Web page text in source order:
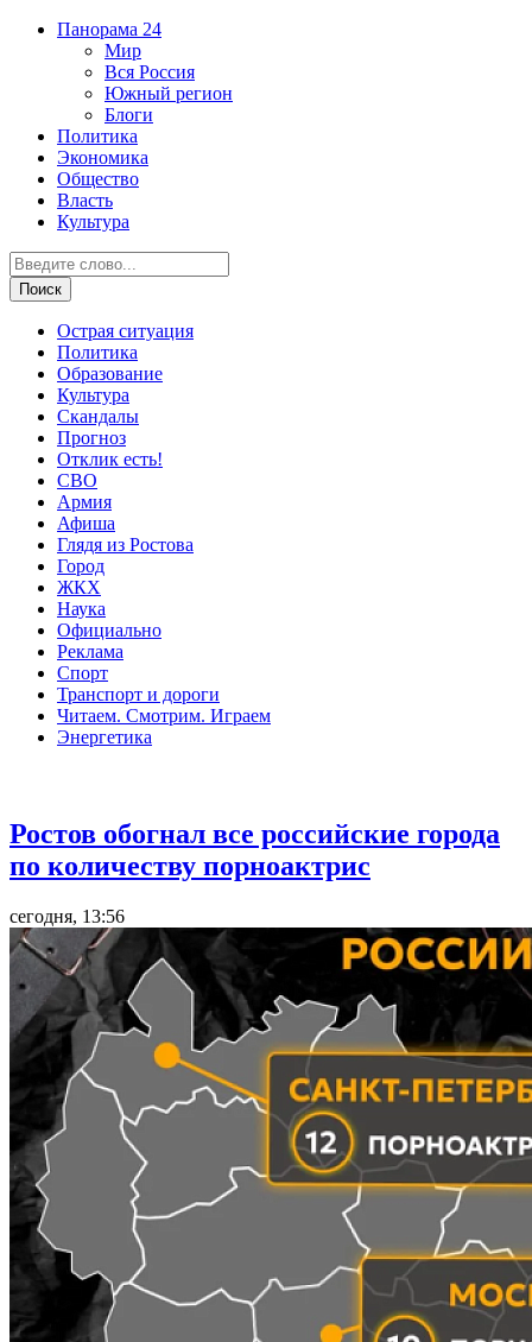
Панорама 24
Мир
Вся Россия
Южный регион
Блоги
Политика
Экономика
Общество
Власть
Культура
Острая ситуация
Политика
Образование
Культура
Скандалы
Прогноз
Отклик есть!
СВО
Армия
Афиша
Глядя из Ростова
Город
ЖКХ
Наука
Официально
Реклама
Спорт
Транспорт и дороги
Читаем. Смотрим. Играем
Энергетика
Ростов обогнал все российские города
по количеству порноактрис
сегодня, 13:56